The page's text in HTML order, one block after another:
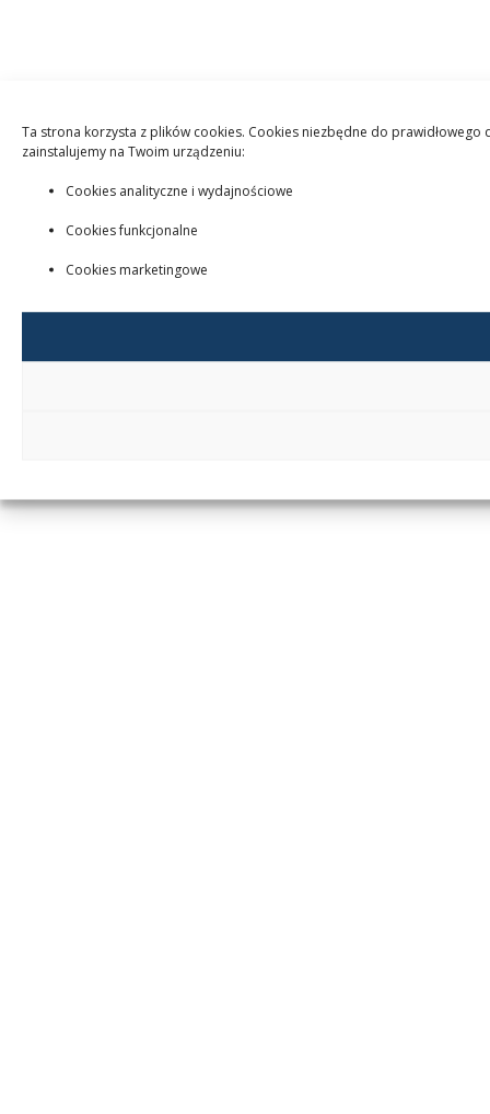
Ta strona korzysta z plików cookies. Cookies niezbędne do prawidłowego
zainstalujemy na Twoim urządzeniu:
Cookies analityczne i wydajnościowe
Cookies funkcjonalne
Cookies marketingowe